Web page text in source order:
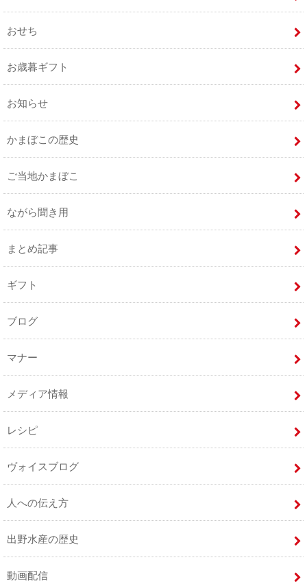
おせち
お歳暮ギフト
お知らせ
かまぼこの歴史
ご当地かまぼこ
ながら聞き用
まとめ記事
ギフト
ブログ
マナー
メディア情報
レシピ
ヴォイスブログ
人への伝え方
出野水産の歴史
動画配信